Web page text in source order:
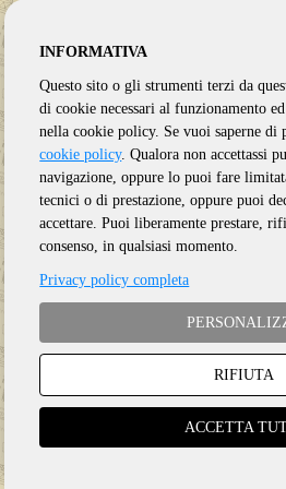
Anno:2025
INFORMATIVA
Questo sito o gli strumenti terzi da
di cookie necessari al funzionamento
nella cookie policy. Se vuoi saperne di
cookie policy. Qualora non accettassi
navigazione, oppure lo puoi fare
tecnici o di prestazione, oppure puoi
accettare. Puoi liberamente prestare,
consenso, in qualsiasi momento.
Privacy policy completa
RIFIUTA
ACCETTA